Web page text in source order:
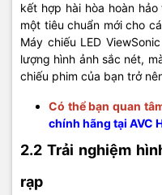
kết hợp hài hòa hoàn
một tiêu chuẩn mới cho
Máy chiếu LED
lượng hình ảnh sắc nét,
chiếu phim của bạn trở
Có thể bạn quan
chính hãng tại AVC
2.2 Trải nghiệm
rạp